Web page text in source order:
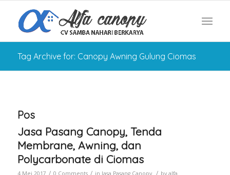
Tag Archive for: Canopy Awning Gulung Ciomas
Pos
Jasa Pasang Canopy, Tenda
Membrane, Awning, dan
Polycarbonate di Ciomas
4 Mei 2017 / 0 Comments / in Jasa Pasang Canopy / by alfa